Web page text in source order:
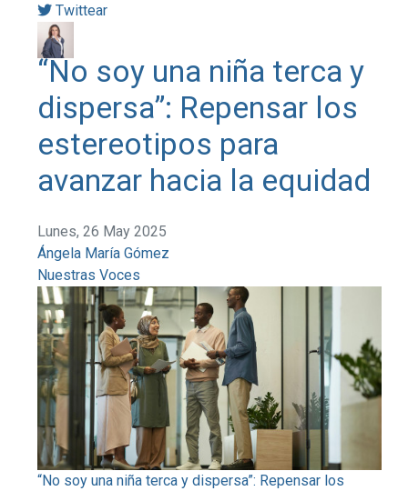
Twittear
“No soy una niña terca y
dispersa”: Repensar los
estereotipos para
avanzar hacia la equidad
Lunes, 26 May 2025
Ángela María Gómez
Nuestras Voces
“No soy una niña terca y dispersa”: Repensar los